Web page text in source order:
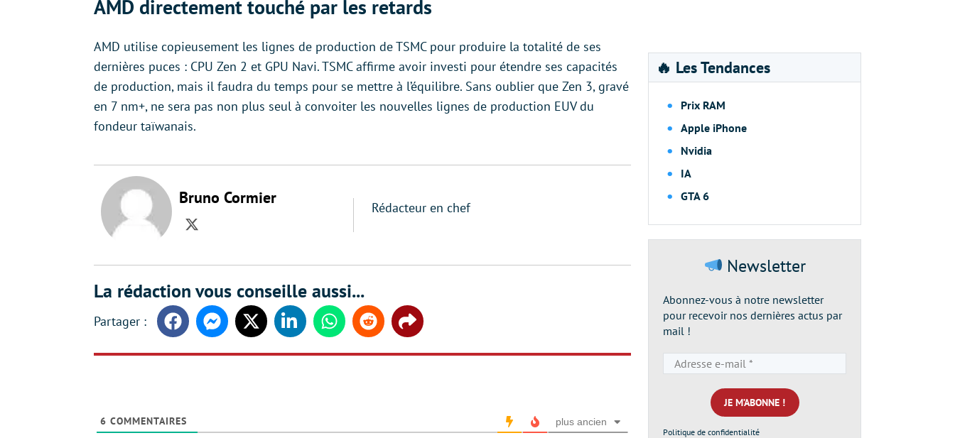
AMD directement touché par les retards
AMD utilise copieusement les lignes de production de TSMC pour produire la totalité de ses
dernières puces : CPU Zen 2 et GPU Navi. TSMC affirme avoir investi pour étendre ses capacités
de production, mais il faudra du temps pour se mettre à l’équilibre. Sans oublier que Zen 3, gravé
en 7 nm+, ne sera pas non plus seul à convoiter les nouvelles lignes de production EUV du
fondeur taïwanais.
Bruno Cormier
Twitter
Rédacteur en chef
La rédaction vous conseille aussi...
FacebookMessengerTwitter LinkedinWhatsappReddit Share
6 COMMENTAIRES plus ancien
🔥 Les Tendances
Prix RAM
Apple iPhone
Nvidia
IA
GTA 6
Newsletter
Abonnez-vous à notre newsletter
pour recevoir nos dernières actus par
mail !
e-
mail
*
Politique de confidentialité